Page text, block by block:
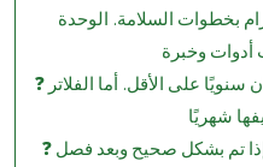
بخطوات السلامة. الوحدة
❓ سنويًا على الأقل. أما الفلاتر
❓ تم بشكل صحيح وبعد فصل